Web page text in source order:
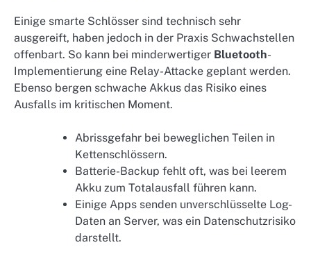
Einige smarte Schlösser sind technisch sehr
ausgereift, haben jedoch in der Praxis Schwachstellen
offenbart. So kann bei minderwertiger Bluetooth-
Implementierung eine Relay-Attacke geplant werden.
Ebenso bergen schwache Akkus das Risiko eines
Ausfalls im kritischen Moment.
Abrissgefahr bei beweglichen Teilen in
Kettenschlössern.
Batterie-Backup fehlt oft, was bei leerem
Akku zum Totalausfall führen kann.
Einige Apps senden unverschlüsselte Log-
Daten an Server, was ein Datenschutzrisiko
darstellt.